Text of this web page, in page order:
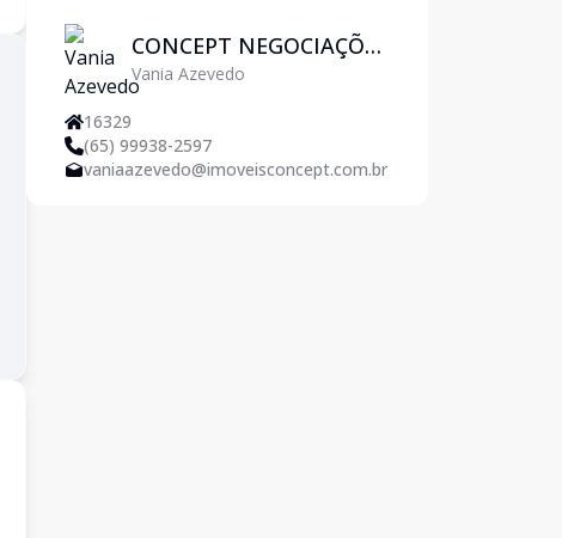
CONCEPT NEGOCIAÇÕES
IMOBILIÁRIAS
Vania Azevedo
16329
(65) 99938-2597
vaniaazevedo@imoveisconcept.com.br